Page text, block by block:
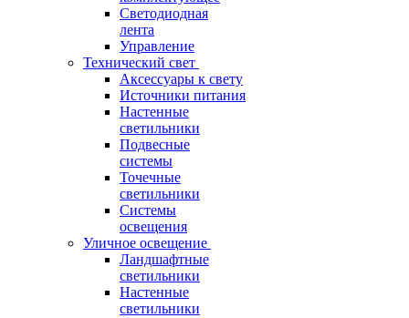
Светодиодная
лента
Управление
Технический свет
Аксессуары к свету
Источники питания
Настенные
светильники
Подвесные
системы
Точечные
светильники
Системы
освещения
Уличное освещение
Ландшафтные
светильники
Настенные
светильники